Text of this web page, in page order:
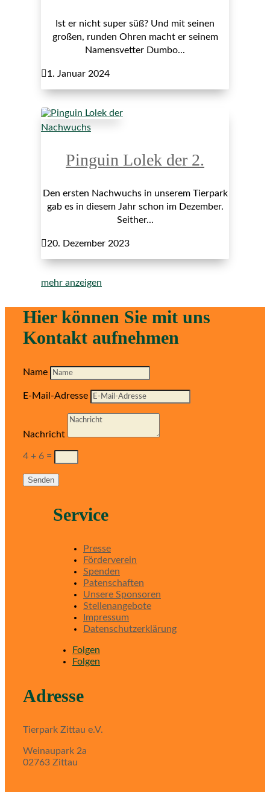
Ist er nicht super süß? Und mit seinen
großen, runden Ohren macht er seinem
Namensvetter Dumbo...
1. Januar 2024
Nachwuchs
Pinguin Lolek der 2.
Den ersten Nachwuchs in unserem Tierpark
gab es in diesem Jahr schon im Dezember.
Seither...
20. Dezember 2023
mehr anzeigen
Hier können Sie mit uns
Kontakt aufnehmen
Name
E-Mail-Adresse
Nachricht
4 + 6 =
Senden
Service
Presse
Förderverein
Spenden
Patenschaften
Unsere Sponsoren
Stellenangebote
Impressum
Datenschutzerklärung
Folgen
Folgen
Adresse
Tierpark Zittau e.V.
Weinaupark 2a
02763 Zittau